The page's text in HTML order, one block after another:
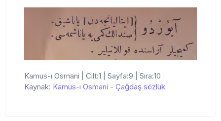
Kamus-ı Osmani | Cilt:1 | Sayfa:9 | Sıra:10
Kaynak: Kamus-ı Osmani - Çağdaş sözlük